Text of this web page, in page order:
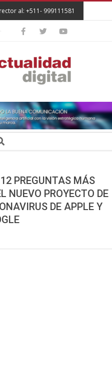
al: +511- 999111581
PREGUNTAS MÁS
NUEVO PROYECTO DE
DE APPLE Y